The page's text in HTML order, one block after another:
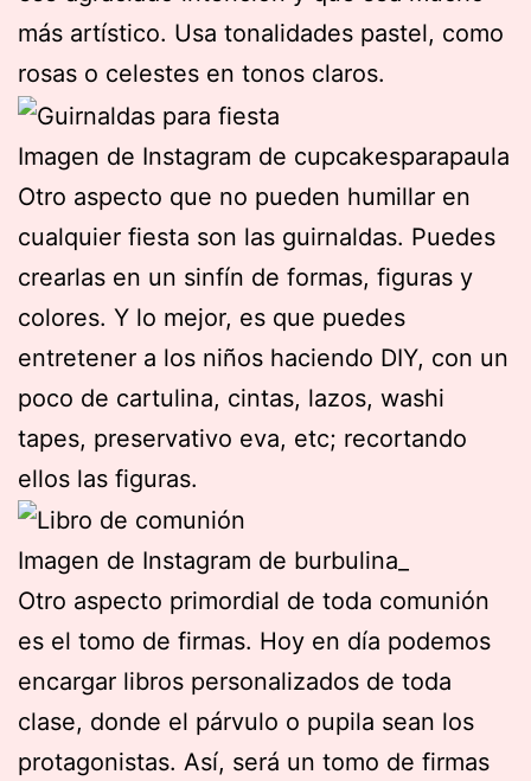
más artístico. Usa tonalidades pastel, como
rosas o celestes en tonos claros.
Imagen de Instagram de cupcakesparapaula
Otro aspecto que no pueden humillar en
cualquier fiesta son las guirnaldas. Puedes
crearlas en un sinfín de formas, figuras y
colores. Y lo mejor, es que puedes
entretener a los niños haciendo DIY, con un
poco de cartulina, cintas, lazos, washi
tapes, preservativo eva, etc; recortando
ellos las figuras.
Imagen de Instagram de burbulina_
Otro aspecto primordial de toda comunión
es el tomo de firmas. Hoy en día podemos
encargar libros personalizados de toda
clase, donde el párvulo o pupila sean los
protagonistas. Así, será un tomo de firmas